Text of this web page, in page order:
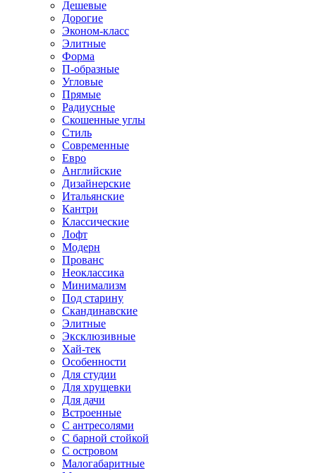
Дешевые
Дорогие
Эконом-класс
Элитные
Форма
П-образные
Угловые
Прямые
Радиусные
Скошенные углы
Стиль
Современные
Евро
Английские
Дизайнерские
Итальянские
Кантри
Классические
Лофт
Модерн
Прованс
Неоклассика
Минимализм
Под старину
Скандинавские
Элитные
Эксклюзивные
Хай-тек
Особенности
Для студии
Для хрущевки
Для дачи
Встроенные
С антресолями
С барной стойкой
С островом
Малогабаритные